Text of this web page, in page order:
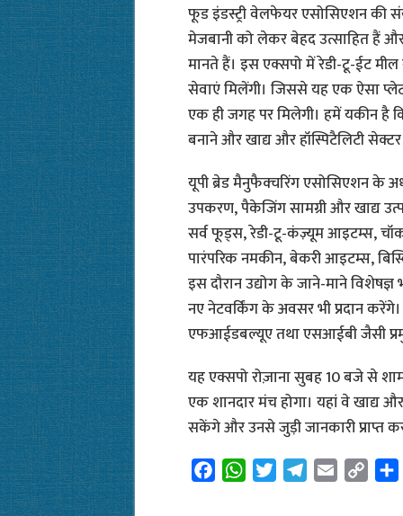
फूड इंडस्ट्री वेलफेयर एसोसिएशन की
मेजबानी को लेकर बेहद उत्साहित हैं
मानते हैं। इस एक्सपो में रेडी-टू-ईट
सेवाएं मिलेंगी। जिससे यह एक ऐसा
एक ही जगह पर मिलेगी। हमें यकीन है
बनाने और खाद्य और हॉस्पिटैलिटी
यूपी ब्रेड मैनुफैक्चरिंग एसोसिएशन के
उपकरण, पैकेजिंग सामग्री और खाद्य
सर्व फूड्स, रेडी-टू-कंज़्यूम आइटम्स,
पारंपरिक नमकीन, बेकरी आइटम्स,
इस दौरान उद्योग के जाने-माने
नए नेटवर्किंग के अवसर भी प्रदान
एफआईडबल्यूए तथा एसआईबी जैसी
यह एक्सपो रोज़ाना सुबह 10 बजे से
एक शानदार मंच होगा। यहां वे खाद्य
सकेंगे और उनसे जुड़ी जानकारी प्राप्त
W